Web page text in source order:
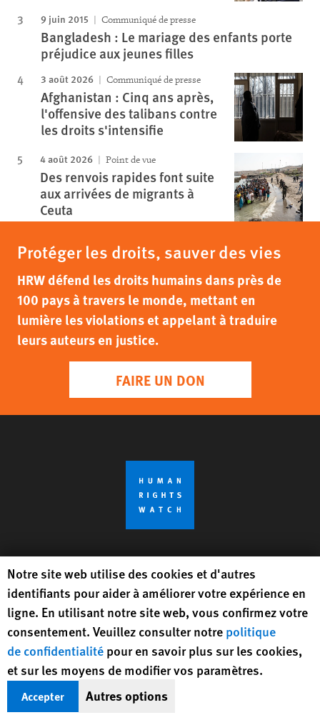
9 juin 2015 Communiqué de presse
Bangladesh : Le mariage des enfants porte
préjudice aux jeunes filles
3 août 2026 Communiqué de presse
Afghanistan : Cinq ans après,
l'offensive des talibans contre
les droits s'intensifie
4 août 2026 Point de vue
Des renvois rapides font suite
aux arrivées de migrants à
Ceuta
Protéger les droits, sauver des vies
HRW défend les droits humains dans près de
100 pays à travers le monde, mettant en
lumière les violations et appelant à traduire
leurs auteurs en justice.
FAIRE UN DON
Recevoir des infos (en anglais) sur les
droits humains dans le monde
S’inscrire
Suivez-nous BlueSky
X Facebook
YouTube
Footer
Contactez-nous
Human Rights Watch cookie preferences
Notre site web utilise des cookies et d'autres
identifiants pour aider à améliorer votre expérience en
ligne. En utilisant notre site web, vous confirmez votre
consentement. Veuillez consulter notre politique
de confidentialité pour en savoir plus sur les cookies,
et sur les moyens de modifier vos paramètres.
Accepter Autres options